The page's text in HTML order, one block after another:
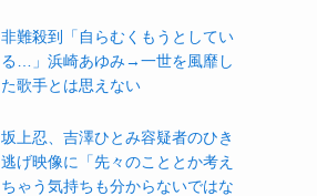
非難殺到「自らむくもうとしてい
る…」浜崎あゆみ→一世を風靡し
た歌手とは思えない
坂上忍、吉澤ひとみ容疑者のひき
逃げ映像に「先々のこととか考え
ちゃう気持ちも分からないではな